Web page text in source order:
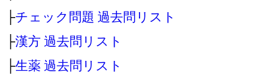
├チェック問題 過去問リスト
├漢方 過去問リスト
├生薬 過去問リスト